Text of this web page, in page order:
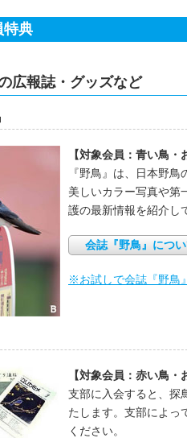
特典
広報誌・グッズなど
【対象会員：青い鳥・
『野鳥』は、日本野
美しいカラー写真や第
護の最新情報を紹介し
会誌『野鳥』につ
※お試しで会誌『野鳥
【対象会員：赤い鳥・
支部に入会すると、探
たします。支部によっ
ください。